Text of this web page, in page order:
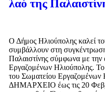
λαό της
Ο Δήμος Ηλιούπολης καλεί
συμβάλλουν στη
Παλαιστίνης σύμφωνα με
Εργαζομένων Ηλιούπολης.
του Σωματείου Εργαζομένων
ΔΗΜΑΡΧΕΙΟ έως τις 20